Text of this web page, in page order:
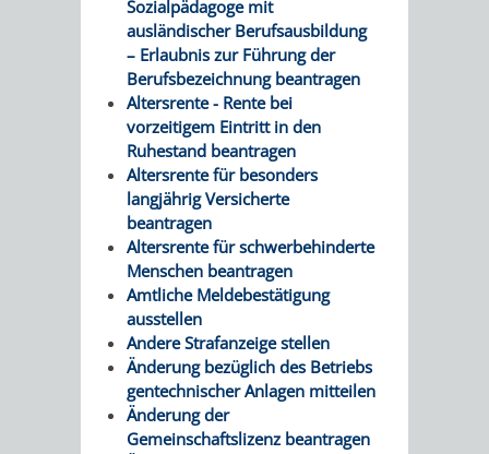
Sozialpädagoge mit
ausländischer Berufsausbildung
– Erlaubnis zur Führung der
Berufsbezeichnung beantragen
Altersrente - Rente bei
vorzeitigem Eintritt in den
Ruhestand beantragen
Altersrente für besonders
langjährig Versicherte
beantragen
Altersrente für schwerbehinderte
Menschen beantragen
Amtliche Meldebestätigung
ausstellen
Andere Strafanzeige stellen
Änderung bezüglich des Betriebs
gentechnischer Anlagen mitteilen
Änderung der
Gemeinschaftslizenz beantragen